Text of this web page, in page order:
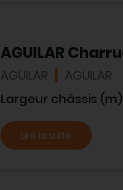
AGUILAR
AGUILAR AGUILAR
Largeur châssis (m)
Lire la suite